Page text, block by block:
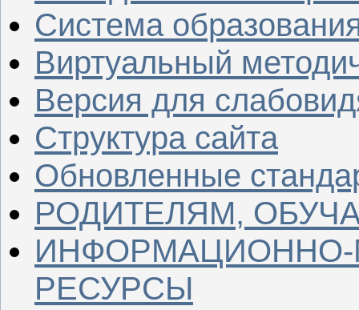
Система
Виртуальный
Версия для
Структура сайта
Обновленные
РОДИТЕЛЯМ,
ИНФОРМАЦИОННО-
РЕСУРСЫ